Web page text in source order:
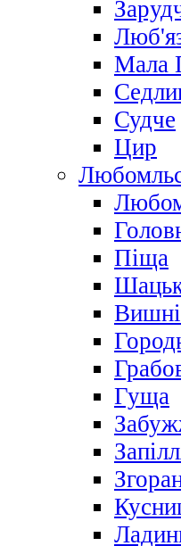
Мала
Судче
Цир
Піща
Гуща